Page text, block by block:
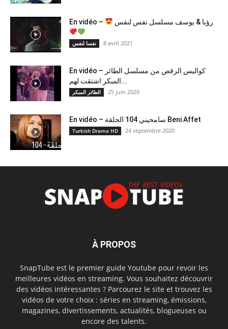
En vidéo – رؤيا & يوسف مسلسل نفس لنفس
نفسا لنفس 8 avril 2021
En vidéo – كواليس الرقص من مسلسل الطائر
المبكر اشتقت لهم...
الطائر المبكر 25 juin 2020
En vidéo – سامحيني 104 الحلقة Beni Affet
Turkish Drama HD 24 septembre 2020
À PROPOS
SnapTube est le premier guide Youtube pour revoir les
meilleures vidéos en streaming. Vous souhaitez découvrir
des vidéos intéressantes ? Parcourez le site et trouvez les
vidéos de votre choix : séries en streaming, émissions,
magazines, divertissements, actualités, blogueuses ou
encore des talents.